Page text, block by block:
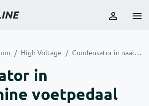
High Voltage Condensator in naaimachine voetpedaal
in
voetpedaal